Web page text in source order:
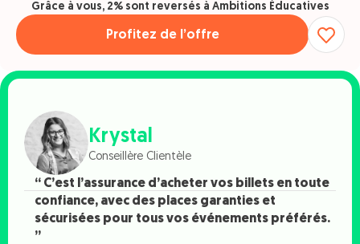
Profitez de l’offre
Grâce à vous, 2% sont reversés à Ambitions Éducatives
Krystal
Conseillère Clientèle
“ C’est l’assurance d’acheter vos billets en toute
confiance, avec des places garanties et
sécurisées pour tous vos événements préférés.
”